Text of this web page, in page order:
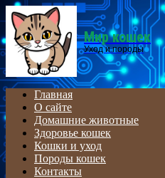
Menu
Мир кошек
Уход и породы
Главная
О сайте
Домашние животные
Здоровье кошек
Кошки и уход
Породы кошек
Контакты